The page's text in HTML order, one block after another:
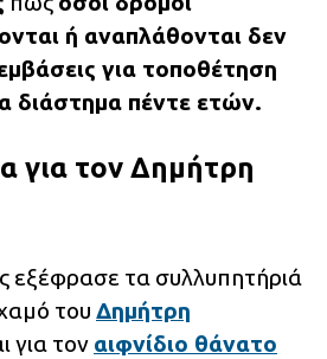
ή αναπλάθονται δεν
για τοποθέτηση
διάστημα πέντε ετών.
για τον Δημήτρη
εξέφρασε τα συλλυπητήριά
του Δημήτρη
για τον αιφνίδιο θάνατο